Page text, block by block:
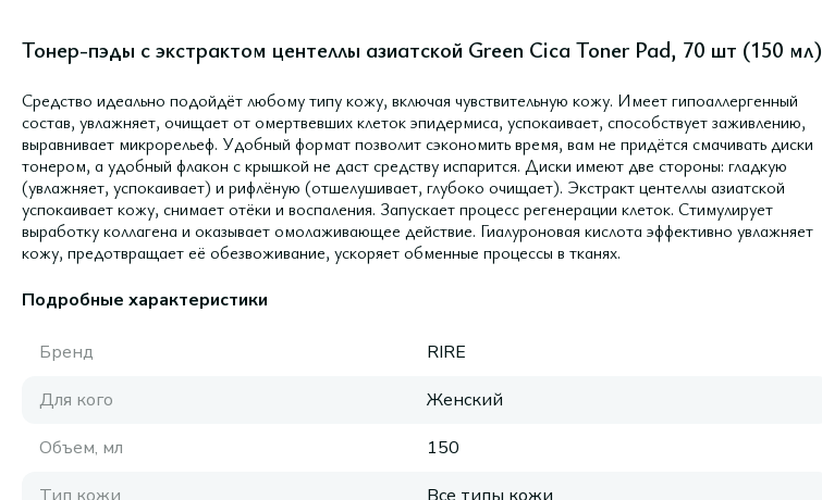
Тонер-пэды с экстрактом центеллы азиатской Green Cica Toner Pad, 70 шт (150 мл)
Средство идеально подойдёт любому типу кожу, включая чувствительную кожу. Имеет гипоаллергенный
состав, увлажняет, очищает от омертвевших клеток эпидермиса, успокаивает, способствует заживлению,
выравнивает микрорельеф. Удобный формат позволит сэкономить время, вам не придётся смачивать диски
тонером, а удобный флакон с крышкой не даст средству испарится. Диски имеют две стороны: гладкую
(увлажняет, успокаивает) и рифлёную (отшелушивает, глубоко очищает). Экстракт центеллы азиатской
успокаивает кожу, снимает отёки и воспаления. Запускает процесс регенерации клеток. Стимулирует
выработку коллагена и оказывает омолаживающее действие. Гиалуроновая кислота эффективно увлажняет
кожу, предотвращает её обезвоживание, ускоряет обменные процессы в тканях.
Подробные характеристики
Бренд
RIRE
Для кого
Женский
Объем, мл
150